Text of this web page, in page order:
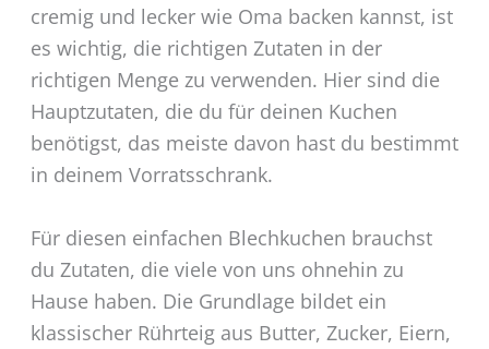
cremig und lecker wie Oma backen kannst, ist
es wichtig, die richtigen Zutaten in der
richtigen Menge zu verwenden. Hier sind die
Hauptzutaten, die du für deinen Kuchen
benötigst, das meiste davon hast du bestimmt
in deinem Vorratsschrank.
Für diesen einfachen Blechkuchen brauchst
du Zutaten, die viele von uns ohnehin zu
Hause haben. Die Grundlage bildet ein
klassischer Rührteig aus Butter, Zucker, Eiern,